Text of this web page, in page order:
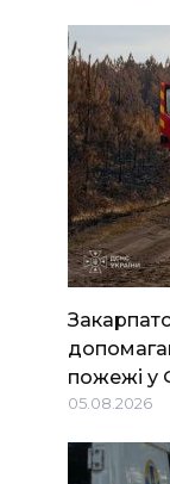
пожежі у
05.08.2026